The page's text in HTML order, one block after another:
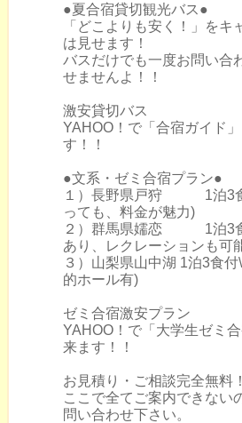
●夏合宿貸切観光バス●
「どこよりも安く！」を
は見せます！
バスだけでも一度お問い合
せませんよ！！
激安貸切バス
YAHOO！で「合宿ガイド
す！！
●文系・ゼミ合宿プラン●
１）長野県戸狩 1泊3食
っても、料金が魅力)
２）群馬県嬬恋 1泊3食
あり、レクレーションも可
３）山梨県山中湖 1泊3食
的ホール有)
ゼミ合宿激安プラン
YAHOO！で「大学生ゼミ
来ます！！
お見積り・ご相談完全無料！
ここで全てご案内できない
問い合わせ下さい。